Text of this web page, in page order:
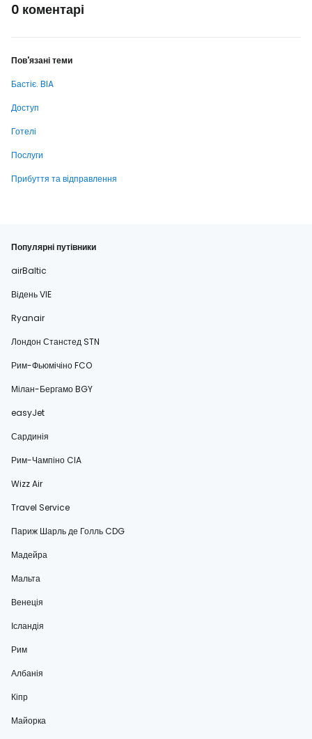
0 коментарі
Пов'язані теми
Бастіє. BIA
Доступ
Готелі
Послуги
Прибуття та відправлення
Популярні путівники
airBaltic
Відень VIE
Ryanair
Лондон Станстед STN
Рим-Фьюмічіно FCO
Мілан-Бергамо BGY
easyJet
Сардинія
Рим-Чампіно CIA
Wizz Air
Travel Service
Париж Шарль де Голль CDG
Мадейра
Мальта
Венеція
Ісландія
Рим
Албанія
Кіпр
Майорка